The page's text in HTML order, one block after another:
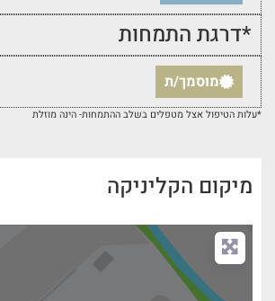
*דרגת התמחות
מוסמך/ת
*עלות הטיפול אצל מטפלים בשלב ההתמחות- הינה מוזלת
מיקום הקליניקה